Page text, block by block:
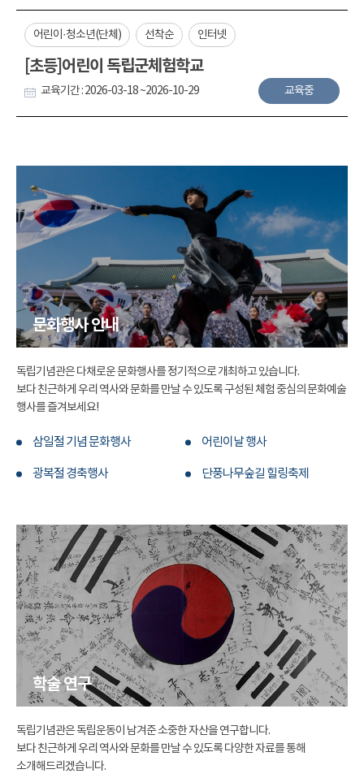
어린이·청소년(단체) 선착순 인터넷
[초등]어린이 독립군체험학교
교육기간 : 2026-03-18 ~2026-10-29 교육중
문화행사 안내
독립기념관은 다채로운 문화행사를 정기적으로 개최하고 있습니다.
보다 친근하게 우리 역사와 문화를 만날 수 있도록 구성된 체험 중심의 문화예술
행사를 즐겨보세요!
삼일절 기념 문화행사 어린이날 행사
광복절 경축행사 단풍나무숲길 힐링축제
학술 연구
독립기념관은 독립운동이 남겨준 소중한 자산을 연구합니다.
보다 친근하게 우리 역사와 문화를 만날 수 있도록 다양한 자료를 통해
소개해드리겠습니다.